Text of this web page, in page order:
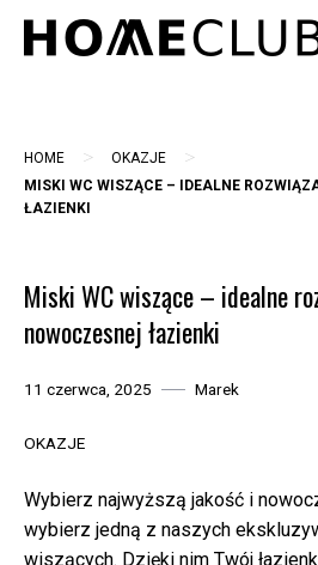
Skip
HOME > OKAZJE >
MISKI WC WISZĄCE – IDEALNE
ŁAZIENKI
Miski WC wiszące – idealne
nowoczesnej łazienki
11 czerwca, 2025 Marek
OKAZJE
Wybierz najwyższą jakość i
wybierz jedną z naszych
wiszących. Dzięki nim Twój